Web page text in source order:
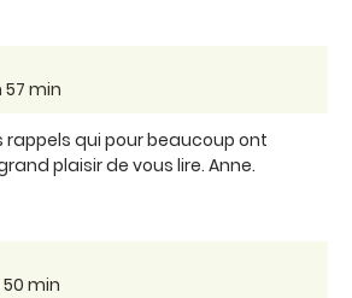
57 min
qui pour beaucoup ont
plaisir de vous lire. Anne.
50 min